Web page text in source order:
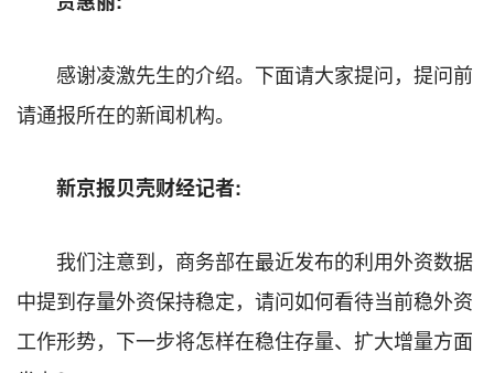
感谢凌激先生的介绍。下面请大家提问，提问前
请通报所在的新闻机构。
新京报贝壳财经记者:
我们注意到，商务部在最近发布的利用外资数据
中提到存量外资保持稳定，请问如何看待当前稳外资
工作形势，下一步将怎样在稳住存量、扩大增量方面